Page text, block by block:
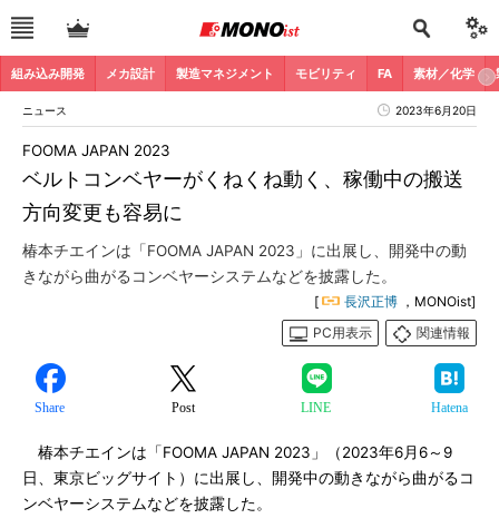
組み込み開発 メカ設計 製造マネジメント モビリティ FA 素材／化学
ニュース 2023年6月20日
ベルトコンベヤーがくねくね動く、稼働中の搬送
方向変更も容易に
FOOMA JAPAN 2023
椿本チエインは「FOOMA JAPAN 2023」に出展し、開発中の動
きながら曲がるコンベヤーシステムなどを披露した。
[ 長沢正博 ，MONOist]
PC用表示
関連情報
Share Post LINE Hatena
椿本チエインは「FOOMA JAPAN 2023」（2023年6月6～9
日、東京ビッグサイト）に出展し、開発中の動きながら曲がるコ
ンベヤーシステムなどを披露した。